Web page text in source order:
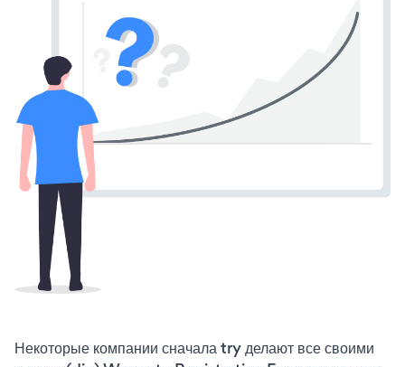
Некоторые компании сначала try делают все своими